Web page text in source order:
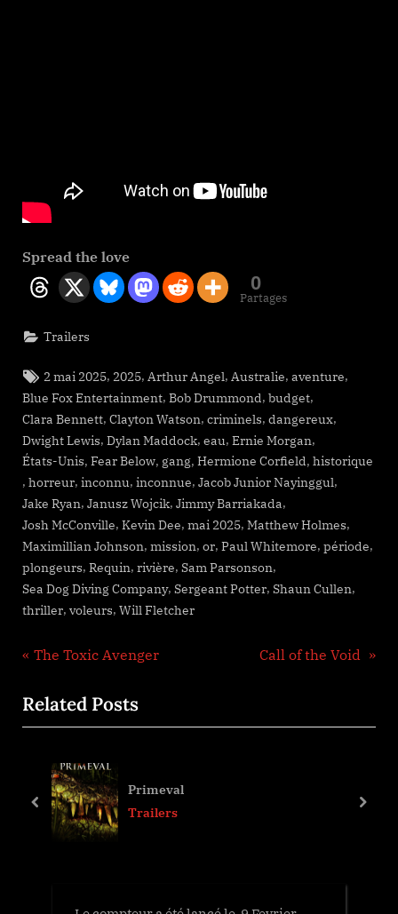
Spread the love
0
Partages
Trailers
Tags:
2 mai 2025, 2025, Arthur Angel, Australie,aventure,
Blue Fox Entertainment, Bob Drummond, budget,
Clara Bennett, Clayton Watson, criminels, dangereux,
Dwight Lewis, Dylan Maddock, eau, Ernie Morgan,
États-Unis, Fear Below, gang, Hermione Corfield, historique
, horreur, inconnu, inconnue, Jacob Junior Nayinggul,
Jake Ryan, Janusz Wojcik, Jimmy Barriakada,
Josh McConville, Kevin Dee, mai 2025, Matthew Holmes,
Maximillian Johnson, mission, or, Paul Whitemore, période,
plongeurs, Requin, rivière, Sam Parsonson,
Sea Dog Diving Company, Sergeant Potter, Shaun Cullen,
thriller, voleurs, Will Fletcher
Navigation
de
l’article
P
e
v
u
The Toxic Avenger
N
t
Call of the Void
Related Posts
Primeval
Trailers
prev next